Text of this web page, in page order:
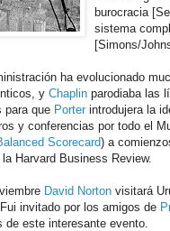
burocracia
sistema
[Simons/
ha evolucionado
y Chaplin parodiaba las
para que Porter introdujera la
y conferencias por todo el
Scorecard) a
Harvard Business Review.
David Norton visitará
. Fui invitado por los amigos de
de este interesante evento.